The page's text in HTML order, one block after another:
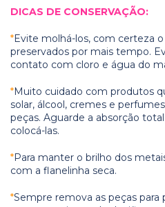
DICAS DE CONSERVAÇÃO:
*Evite molhá-los, com certeza
preservados por mais tempo.
contato com cloro e água do
*Muito cuidado com produtos
solar, álcool, cremes e
peças. Aguarde a absorção
colocá-las.
*Para manter o brilho dos
com a flanelinha seca.
*Sempre remova as peças para